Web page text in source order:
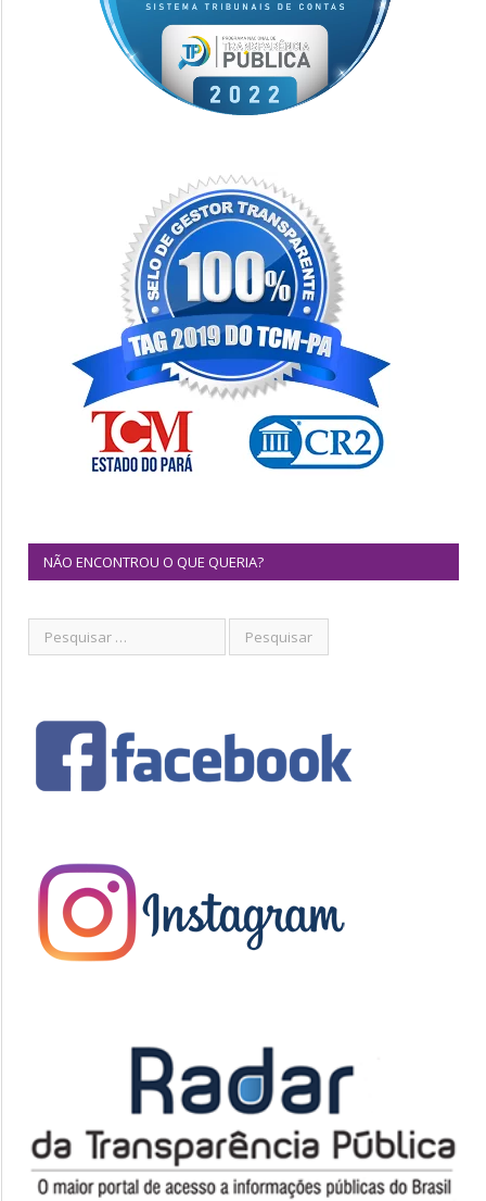
NÃO ENCONTROU O QUE QUERIA?